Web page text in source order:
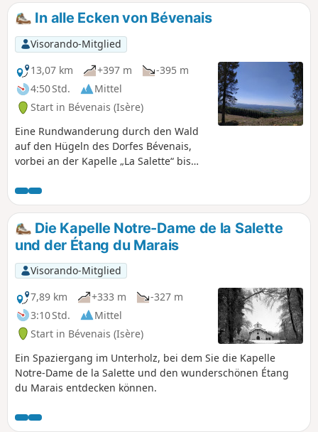
In alle Ecken von Bévenais
Visorando-Mitglied
13,07 km
+397 m
-395 m
4:50 Std.
Mittel
Start in Bévenais (Isère)
Eine Rundwanderung durch den Wald
auf den Hügeln des Dorfes Bévenais,
vorbei an der Kapelle „La Salette“ bis
Aussichtspunkten auf die Bièvre-Ebene
und die Berge.
Die Kapelle Notre-Dame de la Salette
und der Étang du Marais
Visorando-Mitglied
7,89 km
+333 m
-327 m
3:10 Std.
Mittel
Start in Bévenais (Isère)
Ein Spaziergang im Unterholz, bei dem Sie die Kapelle
Notre-Dame de la Salette und den wunderschönen Étang
du Marais entdecken können.